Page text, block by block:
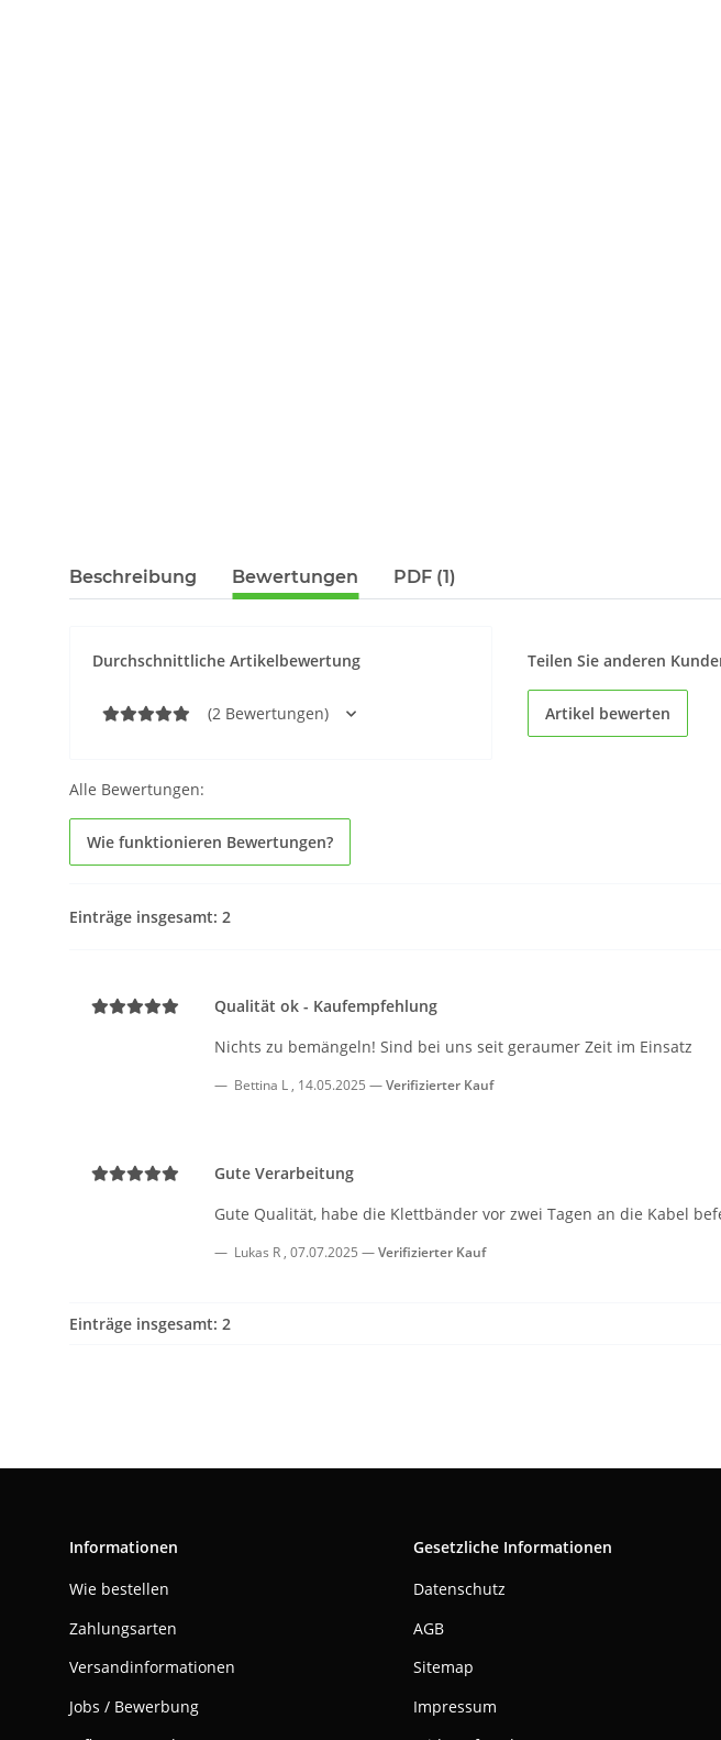
Beschreibung Bewertungen PDF (1)
Durchschnittliche Artikelbewertung
(2 Bewertungen)
Teilen Sie anderen
Artikel bewerten
Alle Bewertungen:
Wie funktionieren Bewertungen?
Einträge insgesamt: 2
Qualität ok - Kaufempfehlung
Nichts zu bemängeln! Sind bei uns seit geraumer Zeit im Einsatz
Bettina L , 14.05.2025 Verifizierter Kauf
Gute Verarbeitung
Gute Qualität, habe die Klettbänder vor zwei Tagen an die Kabel
Lukas R , 07.07.2025 Verifizierter Kauf
Einträge insgesamt: 2
Informationen
Wie bestellen
Zahlungsarten
Versandinformationen
Jobs / Bewerbung
Gesetzliche Informationen
Datenschutz
AGB
Sitemap
Impressum